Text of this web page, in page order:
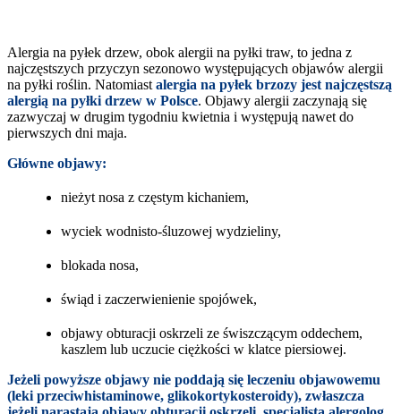
Alergia na pyłek drzew, obok alergii na pyłki traw, to jedna z
najczęstszych przyczyn sezonowo występujących objawów alergii
na pyłki roślin. Natomiastalergia na pyłek brzozy jest najczęstszą
alergią na pyłki drzew w Polsce. Objawy alergii zaczynają się
zazwyczaj w drugim tygodniu kwietnia i występują nawet do
pierwszych dni maja.
Główne objawy:
nieżyt nosa z częstym kichaniem,
wyciek wodnisto-śluzowej wydzieliny,
blokada nosa,
świąd i zaczerwienienie spojówek,
objawy obturacji oskrzeli ze świszczącym oddechem,
kaszlem lub uczucie ciężkości w klatce piersiowej.
Jeżeli powyższe objawy nie poddają się leczeniu objawowemu
(leki przeciwhistaminowe, glikokortykosteroidy), zwłaszcza